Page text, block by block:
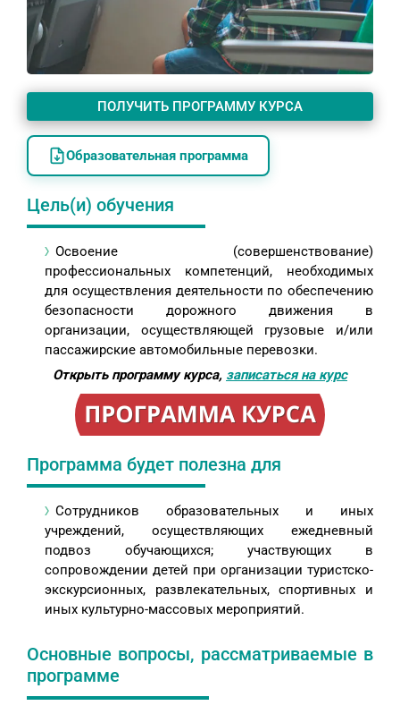
ПОЛУЧИТЬ ПРОГРАММУ КУРСА
Образовательная программа
Цель(и) обучения
Освоение (совершенствование)
профессиональных компетенций, необходимых
для осуществления деятельности по обеспечению
безопасности дорожного движения в
организации, осуществляющей грузовые и/или
пассажирские автомобильные перевозки.
Открыть программу курса, записаться на курс
Программа будет полезна для
Сотрудников образовательных и иных
учреждений, осуществляющих ежедневный
подвоз обучающихся; участвующих в
сопровождении детей при организации туристско-
экскурсионных, развлекательных, спортивных и
иных культурно-массовых мероприятий.
Основные вопросы, рассматриваемые в
программе